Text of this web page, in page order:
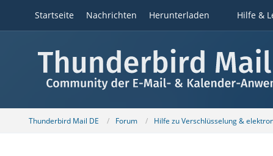
Startseite Nachrichten Herunterladen Hilfe &
Thunderbird Mail DE Forum Hilfe zu Verschlüsselung &